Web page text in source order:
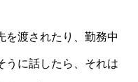
を渡されたり、勤務中
うに話したら、それは